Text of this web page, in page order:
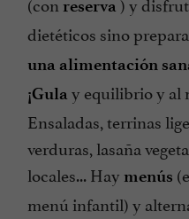
reserva
dietéticos sino
una alimentación
¡Gula y equilibrio y al
Ensaladas, terrinas
verduras, lasaña
locales... Hay menús
menú infantil) y